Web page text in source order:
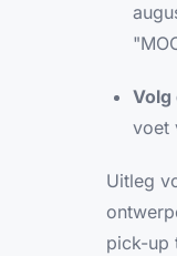
Volg
voet
Uitleg
pick-up